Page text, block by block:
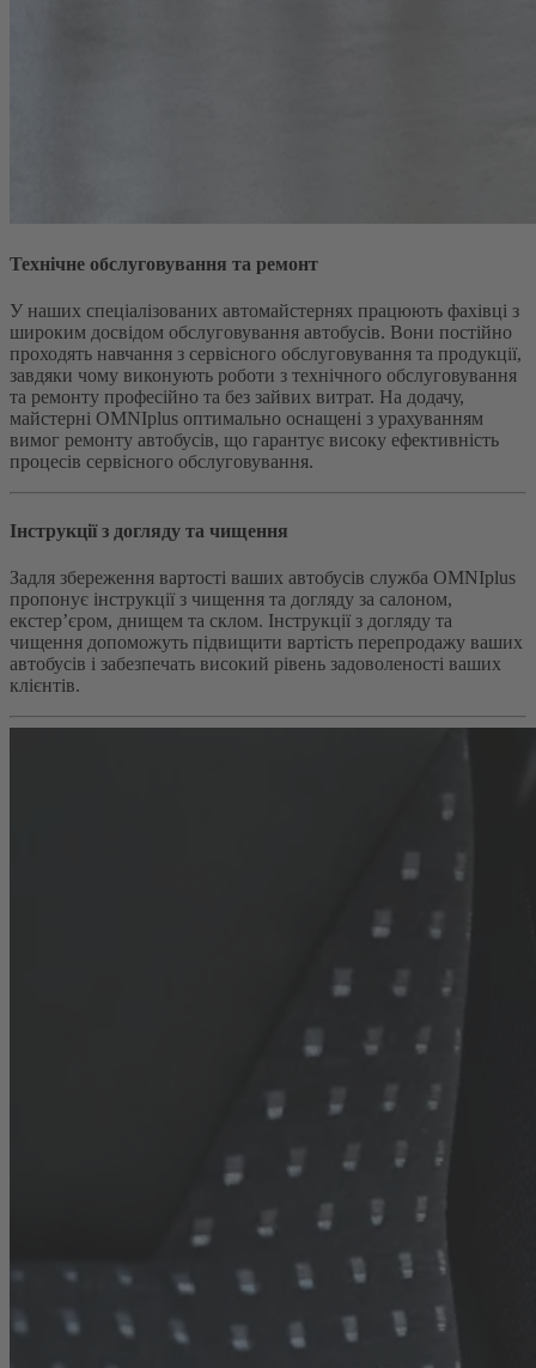
Технічне обслуговування та ремонт
У наших спеціалізованих автомайстернях працюють фахівці з
широким досвідом обслуговування автобусів. Вони постійно
проходять навчання з сервісного обслуговування та продукції,
завдяки чому виконують роботи з технічного обслуговування
та ремонту професійно та без зайвих витрат. На додачу,
майстерні OMNIplus оптимально оснащені з урахуванням
вимог ремонту автобусів, що гарантує високу ефективність
процесів сервісного обслуговування.
Інструкції з догляду та чищення
Задля збереження вартості ваших автобусів служба OMNIplus
пропонує інструкції з чищення та догляду за салоном,
екстер’єром, днищем та склом. Інструкції з догляду та
чищення допоможуть підвищити вартість перепродажу ваших
автобусів і забезпечать високий рівень задоволеності ваших
клієнтів.